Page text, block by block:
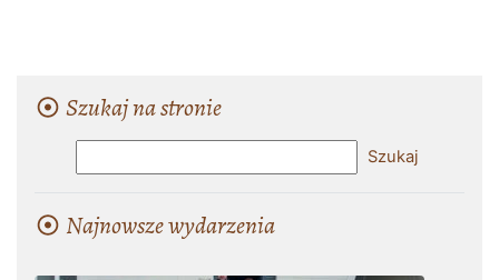
Szukaj na stronie
Najnowsze wydarzenia